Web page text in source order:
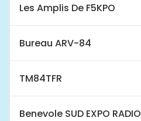
Les Amplis De F5KPO
Bureau ARV-84
TM84TFR
Benevole SUD EXPO RADIO